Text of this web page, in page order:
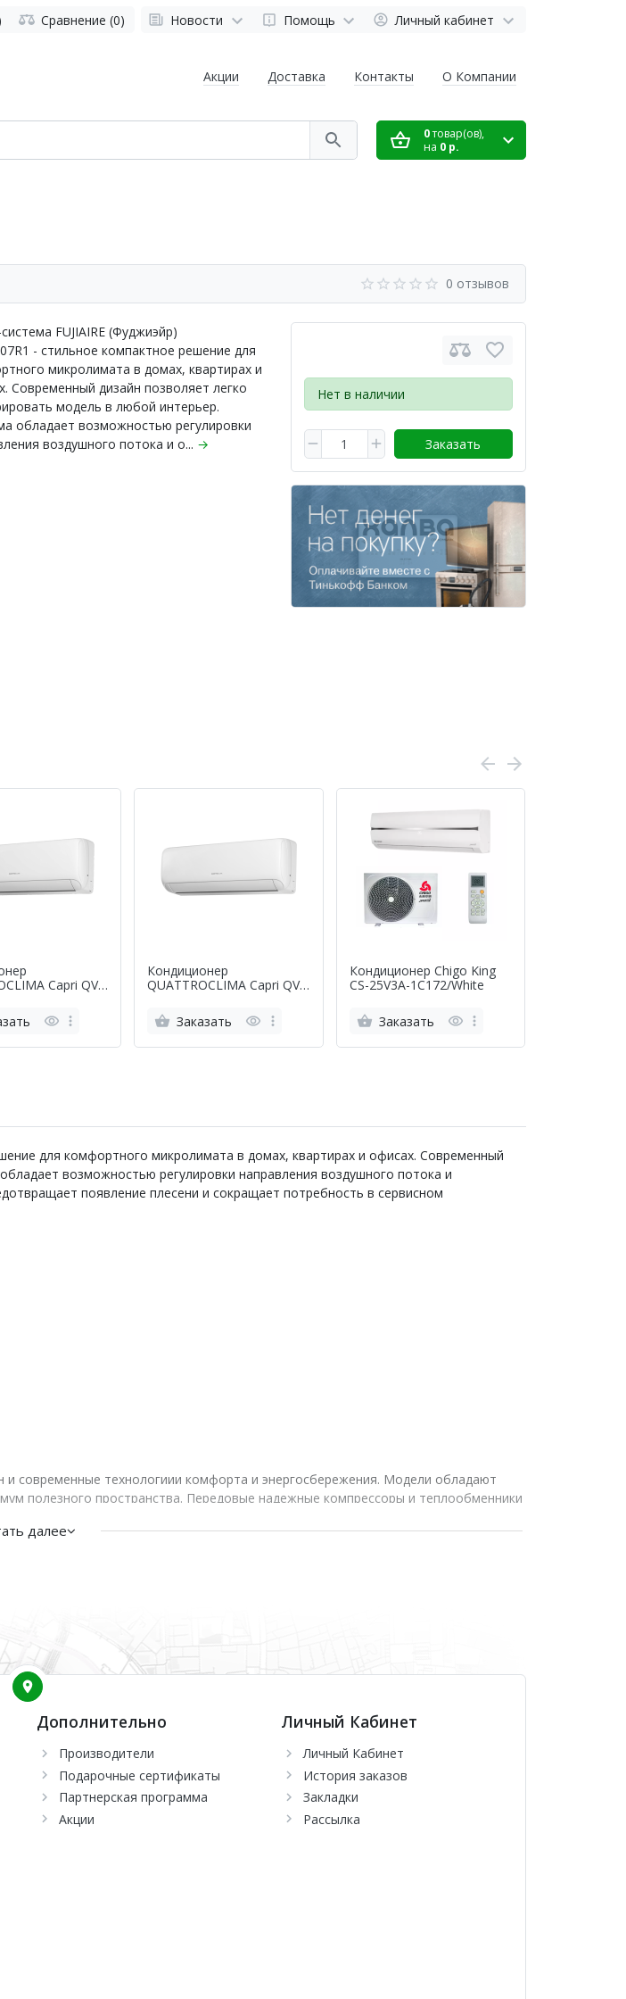
Сравнение (0) Новости Помощь Личный кабинет
Акции Доставка Контакты О Компании
0товар(ов),
на 0 р.
0 отзывов
Нет в наличии
Заказать
FUJIAIRE (Фуджиэйр)
- стильное компактное решение для
микролимата в домах, квартирах и
Современный дизайн позволяет легко
модель в любой интерьер.
обладает возможностью регулировки
воздушного потока и о... →
Capri QV-
Кондиционер
QUATTROCLIMA Capri QV-
Заказать
Кондиционер Chigo King
CS-25V3A-1C172/White
Заказать
для комфортного микролимата в домах, квартирах и офисах. Современный
возможностью регулировки направления воздушного потока и
появление плесени и сокращает потребность в сервисном
и современные технологиии комфорта и энергосбережения. Модели обладают
полезного пространства. Передовые надежные компрессоры и теплообменники
далее
Дополнительно
Производители
Подарочные сертификаты
Партнерская программа
Акции
Личный Кабинет
Личный Кабинет
История заказов
Закладки
Рассылка